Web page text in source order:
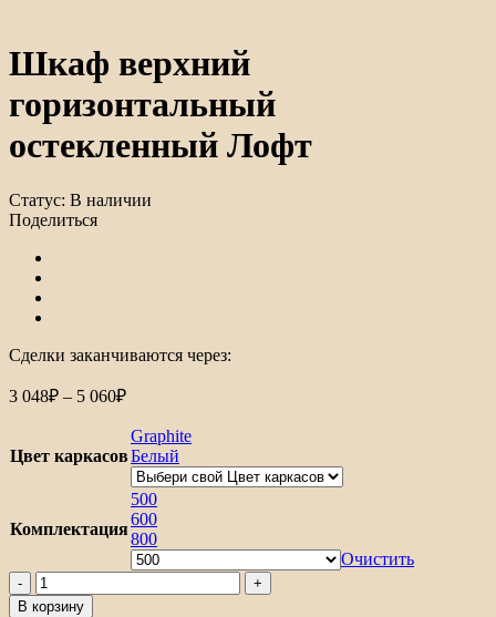
Шкаф верхний
горизонтальный
остекленный Лофт
Статус: В наличии
Поделиться
Сделки заканчиваются через:
3 048₽ – 5 060₽
Цвет каркасов
Graphite
Белый
Комплектация
500
600
800
Очистить
В корзину